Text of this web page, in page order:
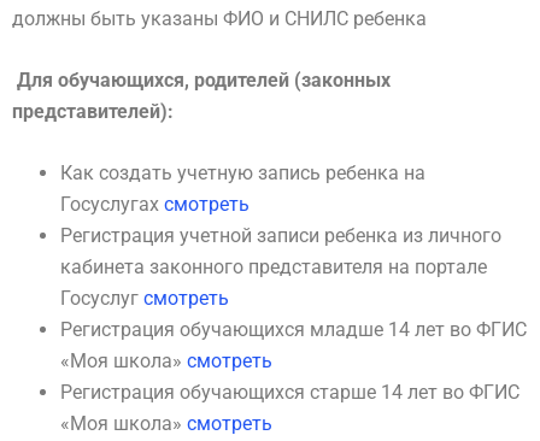
должны быть указаны ФИО и СНИЛС ребенка
Для обучающихся, родителей (законных
представителей):
Как создать учетную запись ребенка на
Госуслугах смотреть
Регистрация учетной записи ребенка из личного
кабинета законного представителя на портале
Госуслуг смотреть
Регистрация обучающихся младше 14 лет во ФГИС
«Моя школа» смотреть
Регистрация обучающихся старше 14 лет во ФГИС
«Моя школа» смотреть